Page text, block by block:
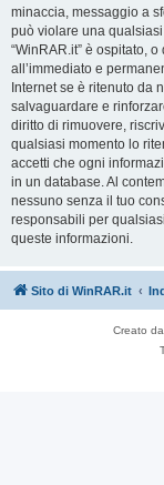
minaccia, messaggio a
può violare una
“WinRAR.it” è ospitato,
all’immediato e
Internet se è ritenuto da
salvaguardare e
diritto di rimuovere,
qualsiasi momento lo
accetti che ogni
in un database. Al
nessuno senza il tuo
responsabili per
queste informazioni.
Sito di WinRAR.it
Creato da